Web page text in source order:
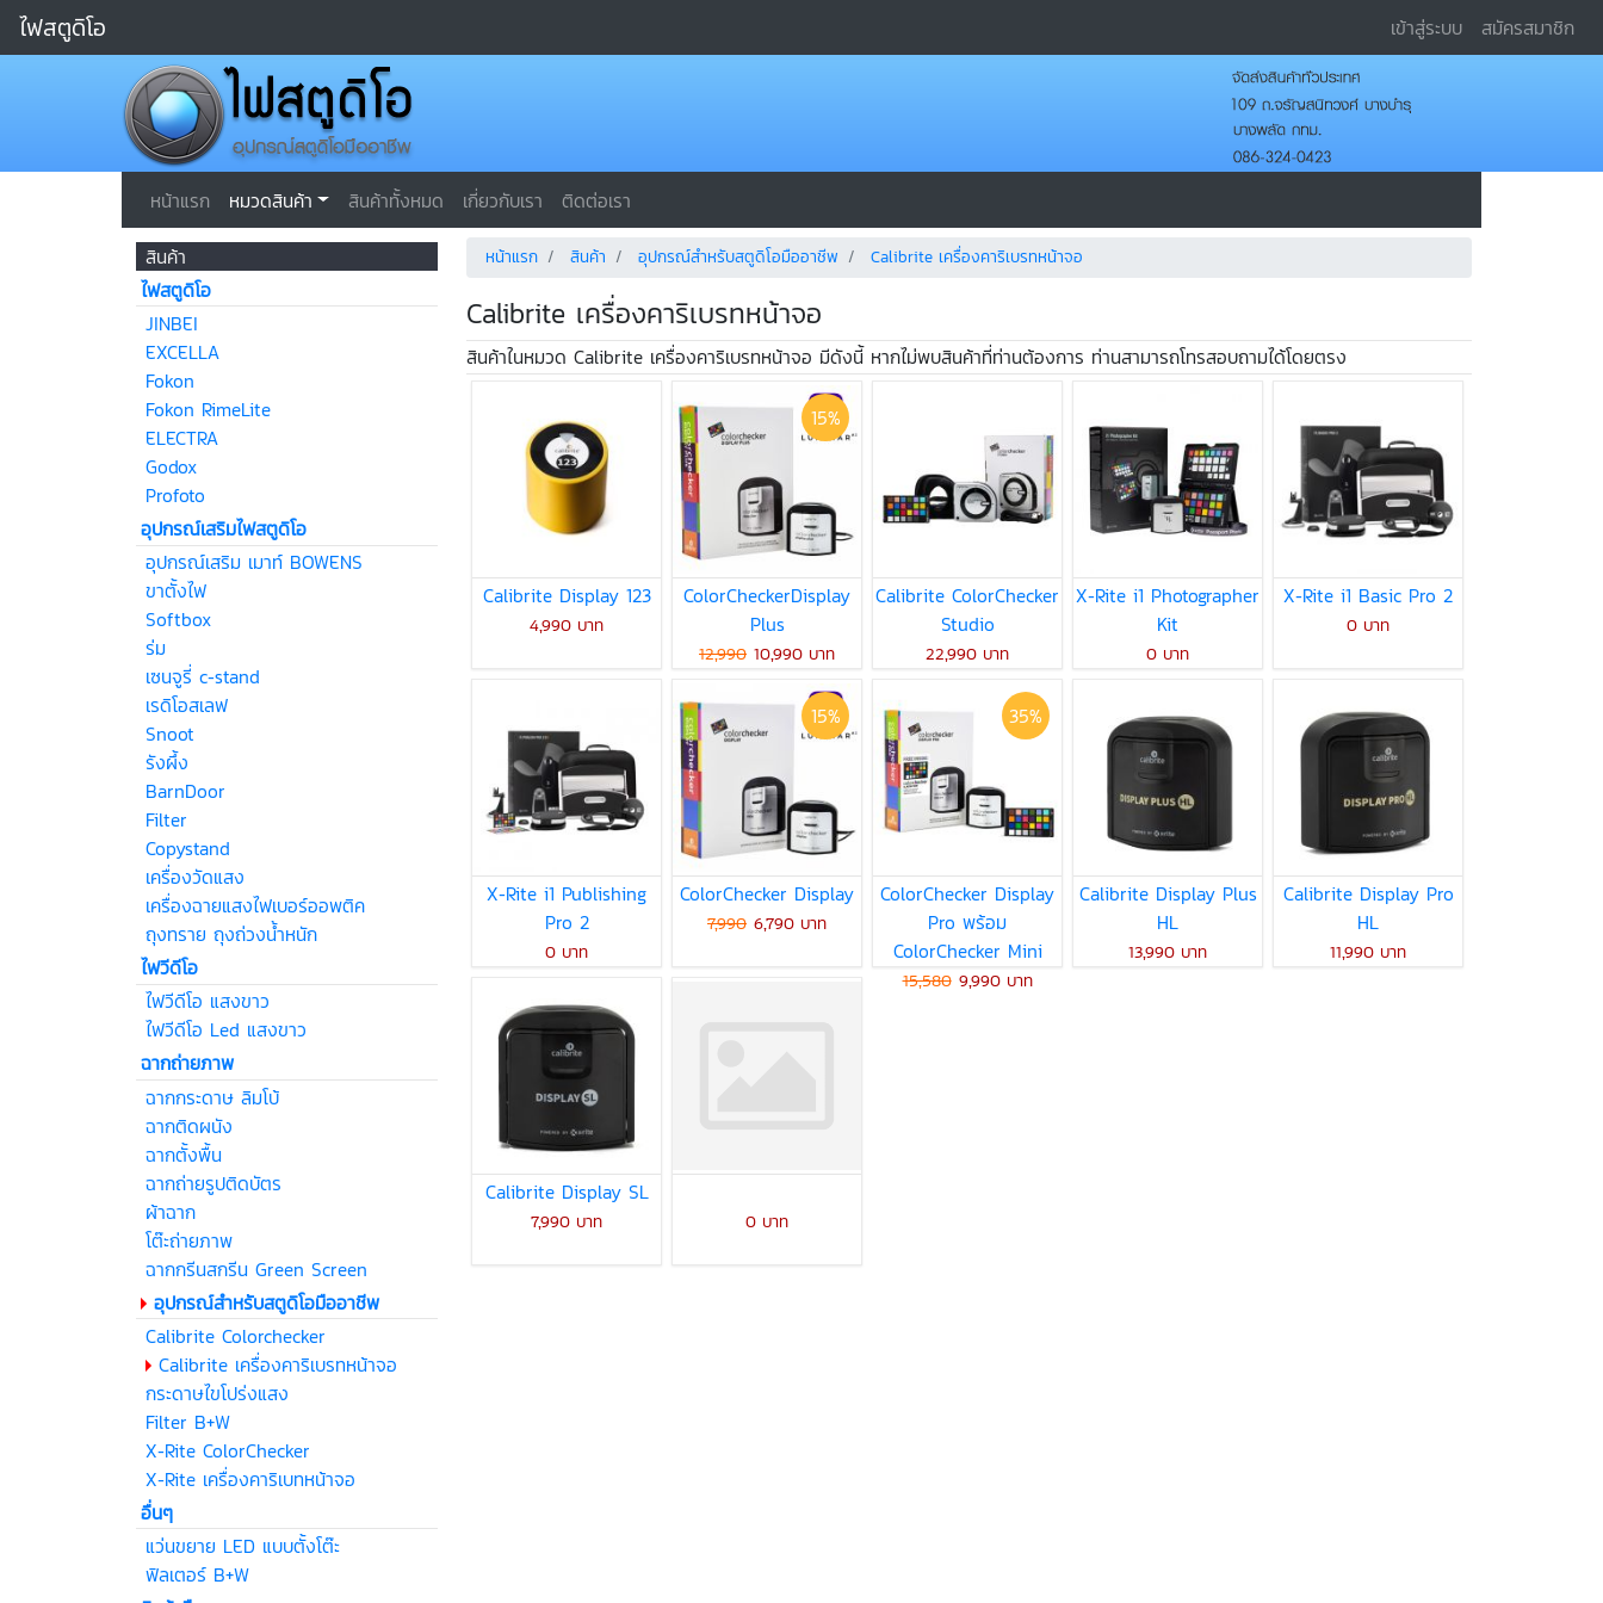
ไฟสตูดิโอ เข้าสู่ระบบ สมัครสมาชิก
หน้าแรก หมวดสินค้า สินค้าทั้งหมด เกี่ยวกับเรา
ติดต่อเรา
สินค้า
ไฟสตูดิโอ
JINBEI
EXCELLA
Fokon
Fokon RimeLite
ELECTRA
Godox
Profoto
อุปกรณ์เสริมไฟสตูดิโอ
อุปกรณ์เสริม เมาท์ BOWENS
ขาตั้งไฟ
Softbox
ร่ม
เซนจูรี่ c-stand
เรดิโอสเลฟ
Snoot
รังผึ้ง
BarnDoor
Filter
Copystand
เครื่องวัดแสง
เครื่องฉายแสงไฟเบอร์ออพติค
ถุงทราย ถุงถ่วงน้ำหนัก
ไฟวีดีโอ
ไฟวีดีโอ แสงขาว
ไฟวีดีโอ Led แสงขาว
ฉากถ่ายภาพ
ฉากกระดาษ ลิมโบ้
ฉากติดผนัง
ฉากตั้งพื้น
ฉากถ่ายรูปติดบัตร
ผ้าฉาก
โต๊ะถ่ายภาพ
ฉากกรีนสกรีน Green Screen
อุปกรณ์สำหรับสตูดิโอมืออาชีพ
Calibrite Colorchecker
Calibrite เครื่องคาริเบรทหน้าจอ
กระดาษไขโปร่งแสง
Filter B+W
X-Rite ColorChecker
X-Rite เครื่องคาริเบทหน้าจอ
อื่นๆ
แว่นขยาย LED แบบตั้งโต๊ะ
ฟิลเตอร์ B+W
หน้าแรก สินค้า อุปกรณ์สำหรับสตูดิโอมืออาชีพ Calibrite เครื่องคาริเบรทหน้าจอ
Calibrite เครื่องคาริเบรทหน้าจอ
สินค้าในหมวด Calibrite เครื่องคาริเบรทหน้าจอ มีดังนี้ หากไม่พบสินค้าที่ท่านต้องการ ท่านสามารถโทรสอบถามได้โดยตรง
Calibrite Display 123
4,990 บาท
15%
ColorCheckerDisplay
Plus
12,990 10,990 บาท
Calibrite ColorChecker
Studio
22,990 บาท
X-Rite i1 Photographer
Kit
0 บาท
X-Rite i1 Basic Pro 2
0 บาท
X-Rite i1 Publishing
Pro 2
0 บาท
15%
ColorChecker Display
7,990 6,790 บาท
35%
ColorChecker Display
Pro พร้อม
ColorChecker Mini
15,580 9,990 บาท
Calibrite Display Plus
HL
13,990 บาท
Calibrite Display Pro
HL
11,990 บาท
Calibrite Display SL
7,990 บาท 0 บาท